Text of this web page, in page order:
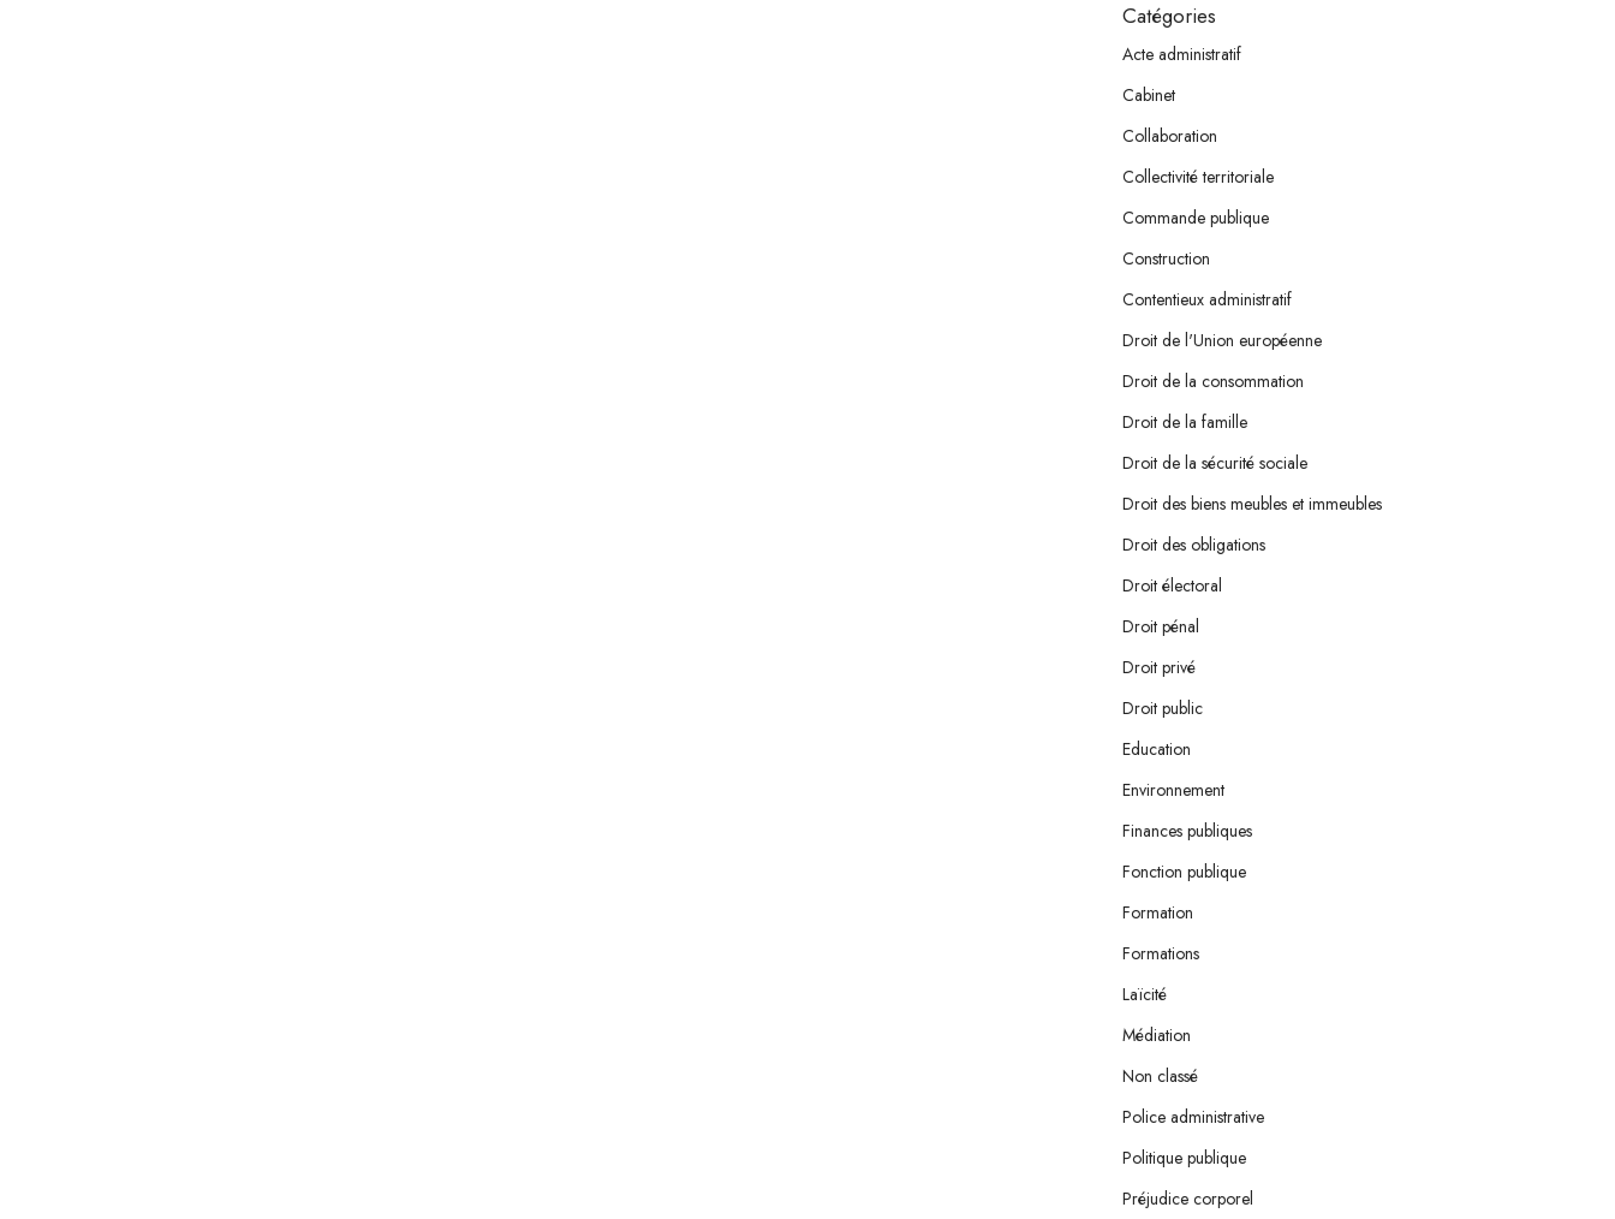
Catégories
Acte administratif
Cabinet
Collaboration
Collectivité territoriale
Commande publique
Construction
Contentieux administratif
Droit de l'Union européenne
Droit de la consommation
Droit de la famille
Droit de la sécurité sociale
Droit des biens meubles et immeubles
Droit des obligations
Droit électoral
Droit pénal
Droit privé
Droit public
Education
Environnement
Finances publiques
Fonction publique
Formation
Formations
Laïcité
Médiation
Non classé
Police administrative
Politique publique
Préjudice corporel